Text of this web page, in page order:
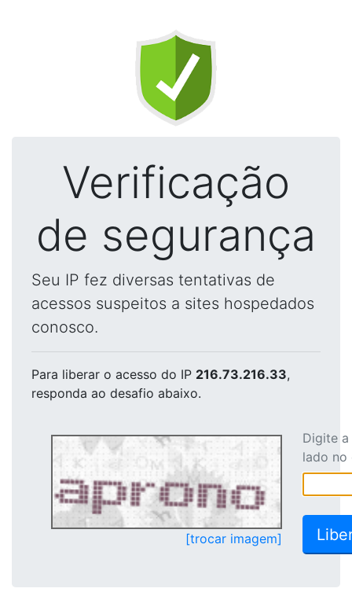
Verificação
de segurança
Seu IP fez diversas tentativas de
acessos suspeitos a sites hospedados
conosco.
Para liberar o acesso do IP 216.73.216.33,
responda ao desafio abaixo.
[trocar imagem]
Digite
lado no